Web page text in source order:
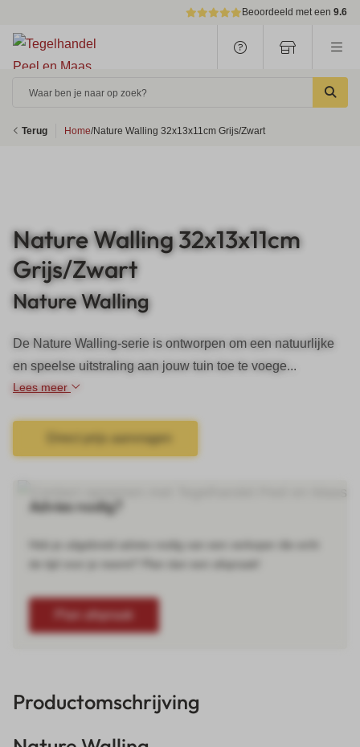
Beoordeeld met een 9.6
Waar ben je naar op zoek?
Terug Home/Nature Walling 32x13x11cm Grijs/Zwart
Nature Walling 32x13x11cm
Grijs/Zwart
Nature Walling
De Nature Walling-serie is ontworpen om een natuurlijke
en speelse uitstraling aan jouw tuin toe te voege...
Lees meer
Direct prijs aanvragen
Advies nodig?
Heb je uitgebreid advies nodig van een verkoper die echt
Plan afspraak
Productomschrijving